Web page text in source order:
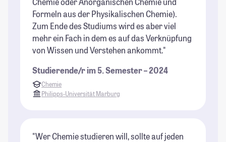
Formeln aus der Physikalischen Chemie).
Zum Ende des Studiums wird es aber viel
mehr ein Fach in dem es auf das Verknüpfung
von Wissen und Verstehen ankommt."
Studierende/r im 5. Semester – 2024
Chemie
Philipps-Universität Marburg
"Wer Chemie studieren will, sollte auf jeden